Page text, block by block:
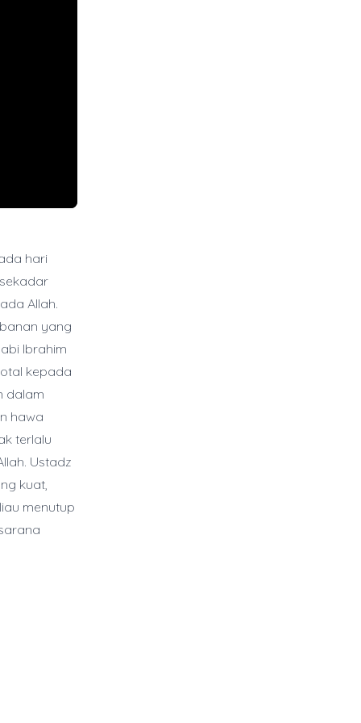
hari
Allah.
yang
Ibrahim
kepada
dalam
hawa
terlalu
Ustadz
kuat,
menutup